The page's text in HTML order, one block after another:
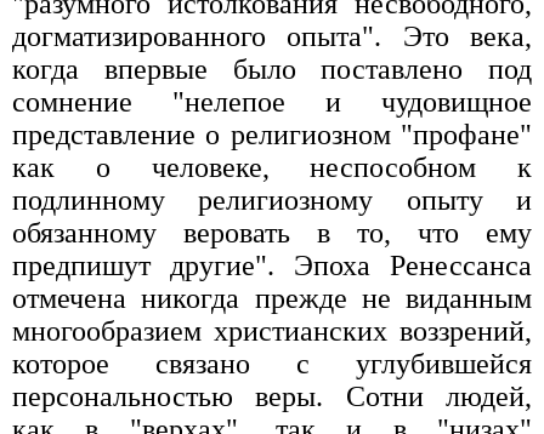
догматизированного опыта". Это века,
когда впервые было поставлено под
сомнение "нелепое и чудовищное
представление о религиозном "профане"
как о человеке, неспособном к
подлинному религиозному опыту и
обязанному веровать в то, что ему
предпишут другие". Эпоха Ренессанса
отмечена никогда прежде не виданным
многообразием христианских воззрений,
которое связано с углубившейся
персональностью веры. Сотни людей,